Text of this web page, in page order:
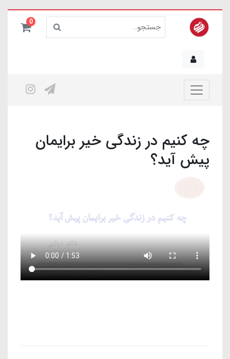
0
چه کنیم در زندگی خیر برایمان
پیش آید؟